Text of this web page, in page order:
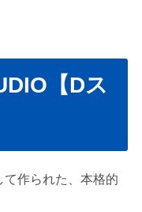
【Dス
作られた、本格的